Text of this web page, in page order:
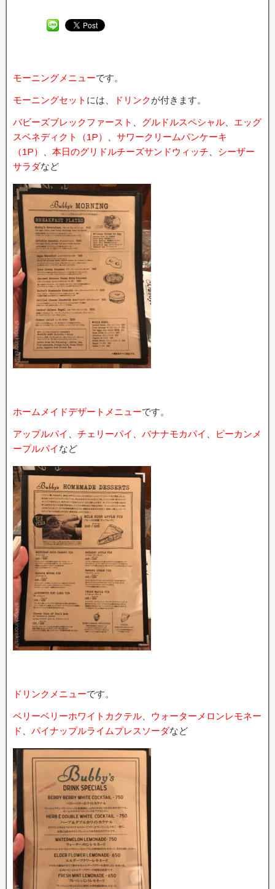
モーニングメニューです。
モーニングセット には、 ドリンクが付きます。
バビーズブレックファースト グルドルスペシャル
エッグ
スベネディクト（1P）
サワークリームパンケーキ
（1P）
本日のグリドルチーズサンドウィッチ
シーザー
サラダなど
ホームメイドデザートメニューです。
アップルパイ チェリーパイ バナナモカパイ
ピーカンメ
ープルパイなど
ドリンクメニューです。
ベリーベリーホワイトカクテル
ウォーターメロンレモネー
ド
パイナップルライムプレスソーダなど